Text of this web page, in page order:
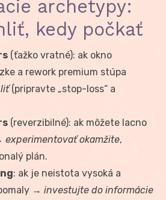
archetypy:
kedy počkať
(ťažko vratné): ak okno
a rework premium stúpa
(pripravte „stop-loss“ a
(reverzibilné): ak môžete lacno
experimentovať okamžite,
plán.
: ak je neistota vysoká a
→ investujte do informácie